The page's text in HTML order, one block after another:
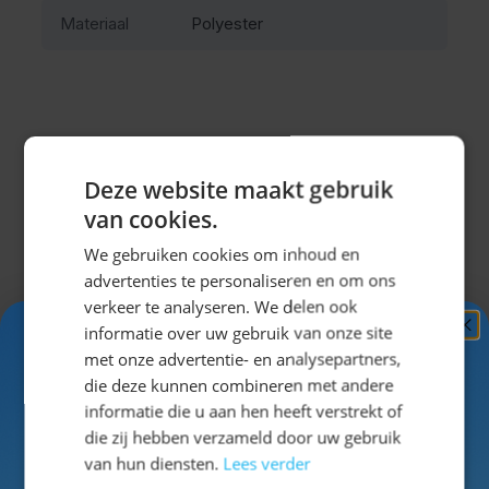
Materiaal Polyester
Misschien vind je dit ook leuk?
Deze website maakt gebruik
van cookies.
We gebruiken cookies om inhoud en
advertenties te personaliseren en om ons
verkeer te analyseren. We delen ook
informatie over uw gebruik van onze site
met onze advertentie- en analysepartners,
die deze kunnen combineren met andere
informatie die u aan hen heeft verstrekt of
die zij hebben verzameld door uw gebruik
van hun diensten. Lees verder
Ontvang5%
KORTING!
Schrijf je nuin voor de nieuwsbrief en ontvang toegang
tot exclusieve kortingen!